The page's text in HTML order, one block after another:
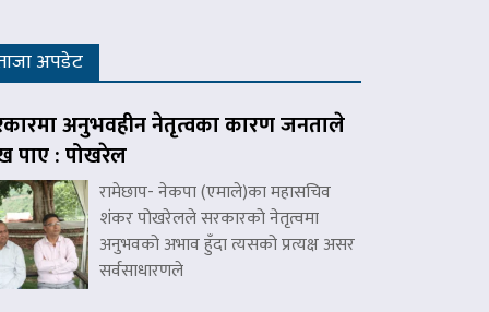
अपडेट
अनुभवहीन नेतृत्वका कारण जनताले
पाए : पोखरेल
रामेछाप- नेकपा (एमाले)का महासचिव
शंकर पोखरेलले सरकारको नेतृत्वमा
अनुभवको अभाव हुँदा त्यसको प्रत्यक्ष असर
सर्वसाधारणले